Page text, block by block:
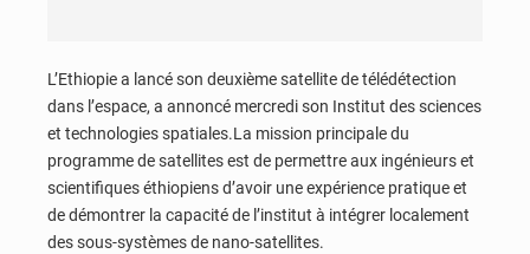
L’Ethiopie a lancé son deuxième satellite de télédétection
dans l’espace, a annoncé mercredi son Institut des sciences
et technologies spatiales.La mission principale du
programme de satellites est de permettre aux ingénieurs et
scientifiques éthiopiens d’avoir une expérience pratique et
de démontrer la capacité de l’institut à intégrer localement
des sous-systèmes de nano-satellites.